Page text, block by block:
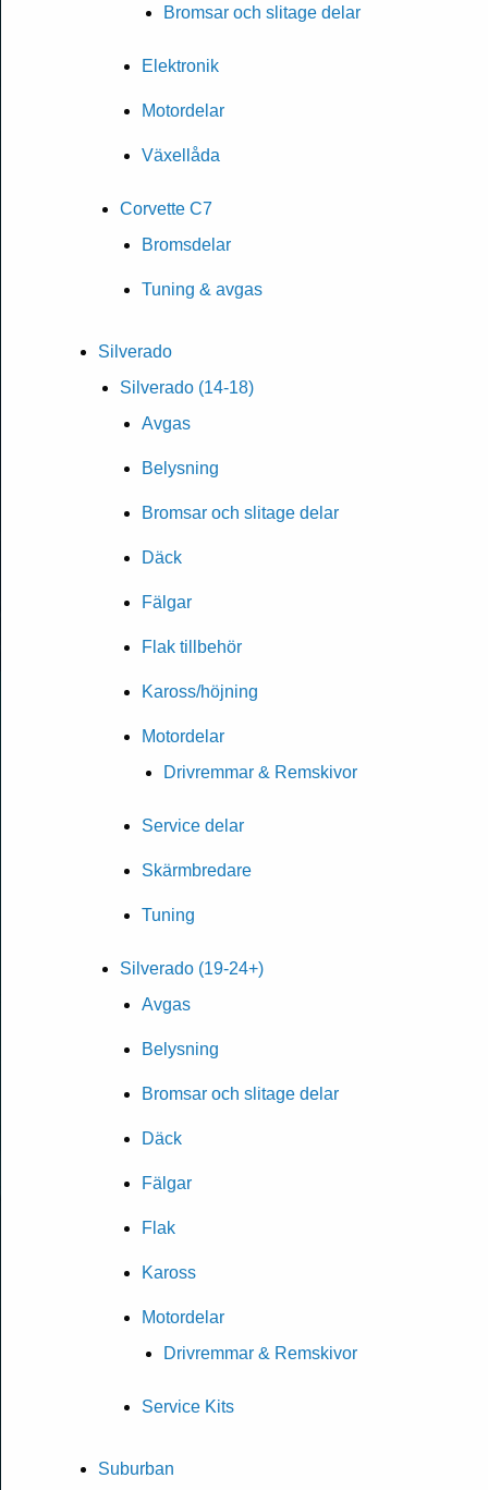
Bromsar och slitage delar
Elektronik
Motordelar
Växellåda
Corvette C7
Bromsdelar
Tuning & avgas
Silverado
Silverado (14-18)
Avgas
Belysning
Bromsar och slitage delar
Däck
Fälgar
Flak tillbehör
Kaross/höjning
Motordelar
Drivremmar & Remskivor
Service delar
Skärmbredare
Tuning
Silverado (19-24+)
Avgas
Belysning
Bromsar och slitage delar
Däck
Fälgar
Flak
Kaross
Motordelar
Drivremmar & Remskivor
Service Kits
Suburban